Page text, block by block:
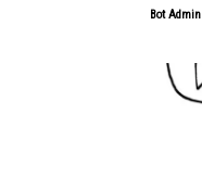
Bot Admin